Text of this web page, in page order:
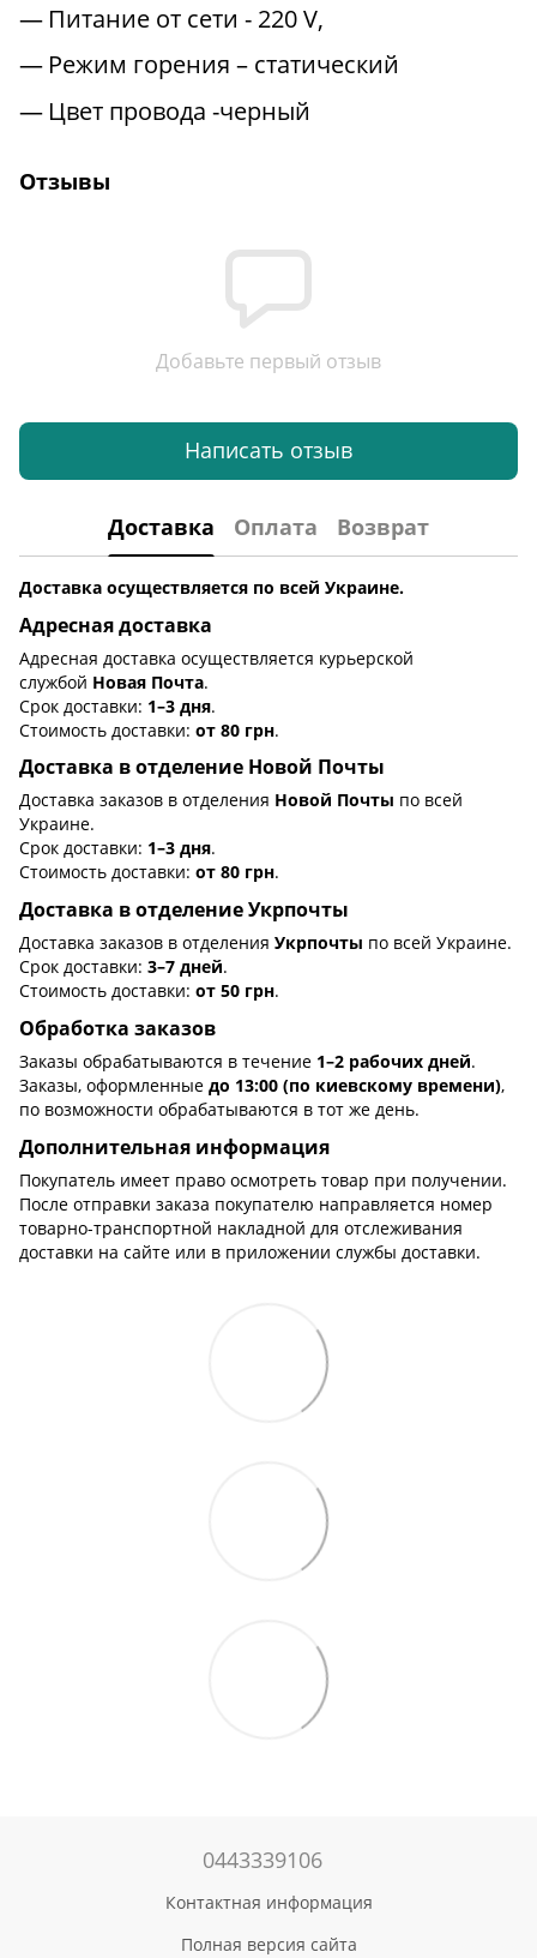
Питание от сети - 220 V,
Режим горения – статический
Цвет провода -черный
Отзывы
Добавьте первый отзыв
Написать отзыв
Доставка Оплата Возврат
Доставка осуществляется по всей Украине.
Адресная доставка
Адресная доставка осуществляется курьерской
службой Новая Почта.
Срок доставки: 1–3 дня.
Стоимость доставки: от 80 грн.
Доставка в отделение Новой Почты
Доставка заказов в отделения Новой Почты по всей
Украине.
Срок доставки: 1–3 дня.
Стоимость доставки: от 80 грн.
Доставка в отделение Укрпочты
Доставка заказов в отделения Укрпочты по всей Украине.
Срок доставки: 3–7 дней.
Стоимость доставки: от 50 грн.
Обработка заказов
Заказы обрабатываются в течение 1–2 рабочих дней.
Заказы, оформленные до 13:00 (по киевскому времени),
по возможности обрабатываются в тот же день.
Дополнительная информация
Покупатель имеет право осмотреть товар при получении.
После отправки заказа покупателю направляется номер
товарно-транспортной накладной для отслеживания
доставки на сайте или в приложении службы доставки.
0443339106
Контактная информация
Полная версия сайта